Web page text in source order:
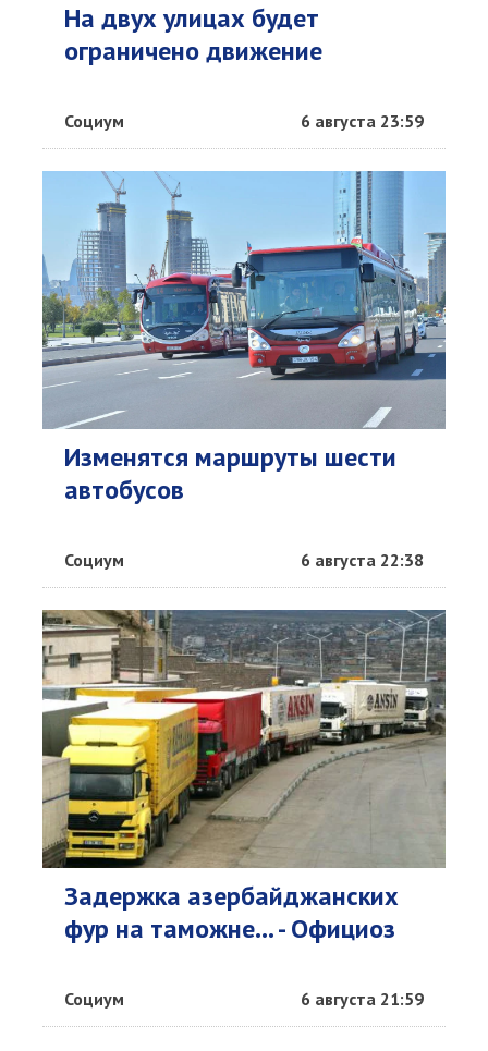
На двух улицах будет
ограничено движение
Социум 6 августа 23:59
Изменятся маршруты шести
автобусов
Социум 6 августа 22:38
Задержка азербайджанских
фур на таможне... - Официоз
Социум 6 августа 21:59